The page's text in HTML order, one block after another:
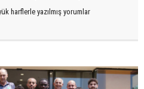
harflerle yazılmış yorumlar